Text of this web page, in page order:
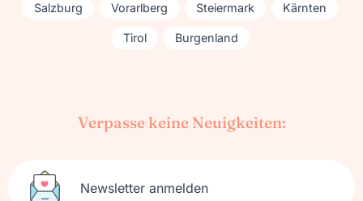
Salzburg Vorarlberg Steiermark Kärnten
Tirol Burgenland
Verpasse keine Neuigkeiten:
Newsletter anmelden